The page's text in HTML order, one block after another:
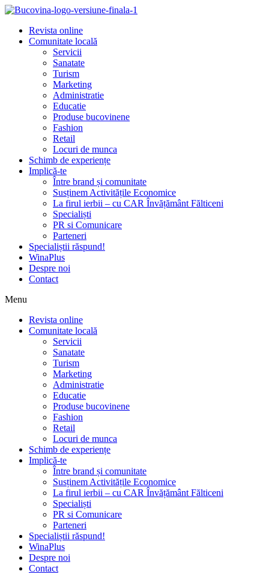
Revista online
Comunitate locală
Servicii
Sanatate
Turism
Marketing
Administratie
Educatie
Produse bucovinene
Fashion
Retail
Locuri de munca
Schimb de experiențe
Implică-te
Între brand și comunitate
Susținem Activitățile Economice
La firul ierbii – cu CAR Învățământ Fălticeni
Specialiști
PR si Comunicare
Parteneri
Specialiștii răspund!
WinaPlus
Despre noi
Contact
Menu
Revista online
Comunitate locală
Servicii
Sanatate
Turism
Marketing
Administratie
Educatie
Produse bucovinene
Fashion
Retail
Locuri de munca
Schimb de experiențe
Implică-te
Între brand și comunitate
Susținem Activitățile Economice
La firul ierbii – cu CAR Învățământ Fălticeni
Specialiști
PR si Comunicare
Parteneri
Specialiștii răspund!
WinaPlus
Despre noi
Contact